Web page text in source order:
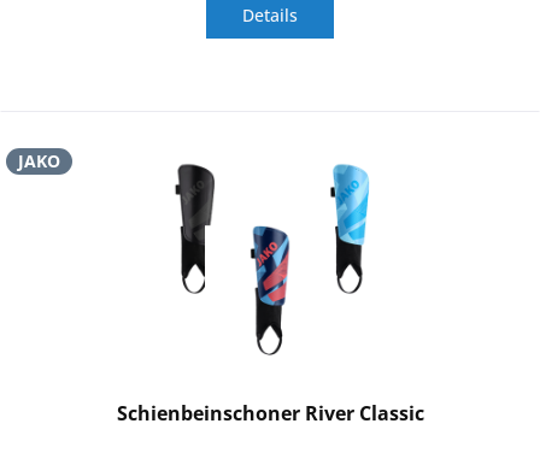
Details
JAKO
Schienbeinschoner River Classic